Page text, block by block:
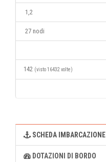
1,2
27 nodi
142 (visto 16432 volte)
SCHEDA IMBARCAZIONE
DOTAZIONI DI BORDO